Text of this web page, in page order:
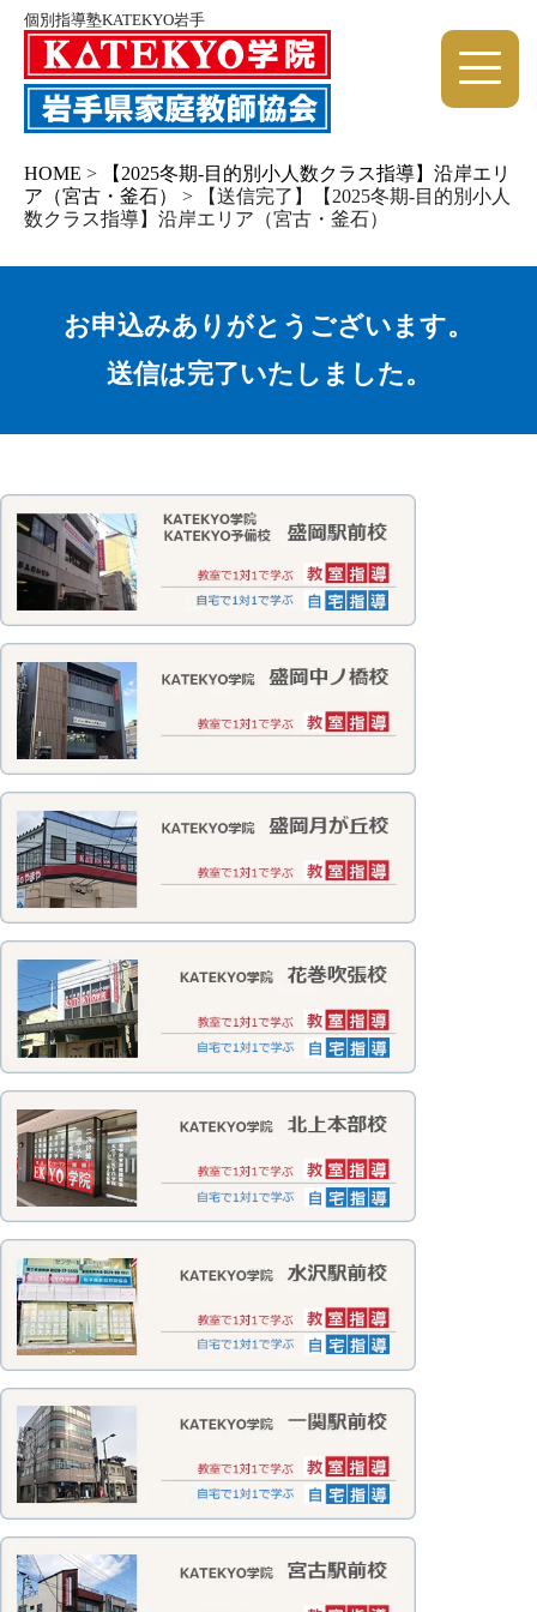
個別指導塾KATEKYO岩手
HOME >
【2025冬期-目的別小人数クラス指導】沿岸エリ
ア（宮古・釜石）
>
【送信完了】【2025冬期-目的別小人
数クラス指導】沿岸エリア（宮古・釜石）
お申込みありがとうございます。
送信は完了いたしました。